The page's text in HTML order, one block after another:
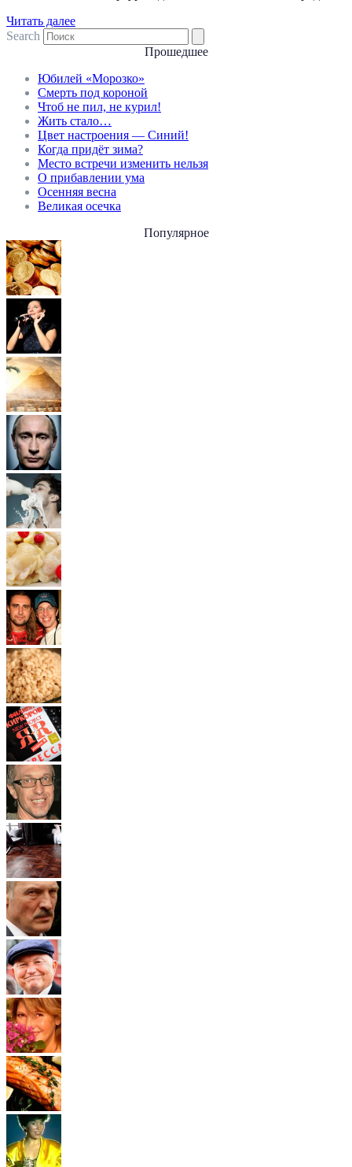
Читать далее
Search
Прошедшее
Юбилей «Морозко»
Смерть под короной
Чтоб не пил, не курил!
Жить стало…
Цвет настроения — Синий!
Когда придёт зима?
Место встречи изменить нельзя
О прибавлении ума
Осенняя весна
Великая осечка
Популярное